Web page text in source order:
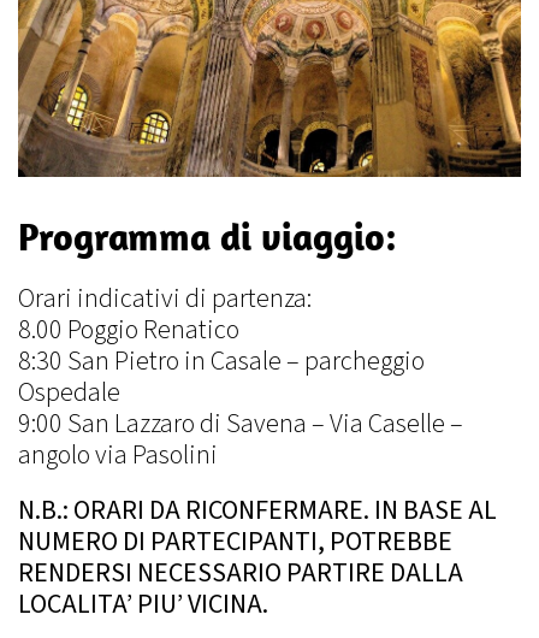
Programma di viaggio:
Orari indicativi di partenza:
8.00 Poggio Renatico
8:30 San Pietro in Casale – parcheggio
Ospedale
9:00 San Lazzaro di Savena – Via Caselle –
angolo via Pasolini
N.B.: ORARI DA RICONFERMARE. IN BASE AL
NUMERO DI PARTECIPANTI, POTREBBE
RENDERSI NECESSARIO PARTIRE DALLA
LOCALITA’ PIU’ VICINA.